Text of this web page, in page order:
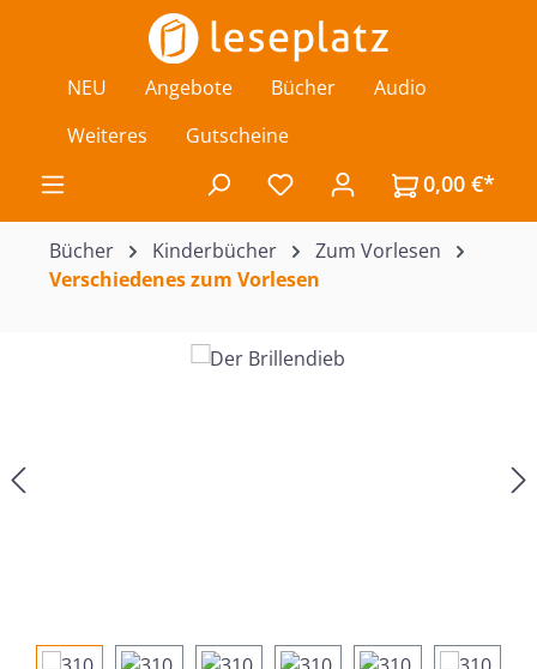
Zum Hauptinhalt springen
NEU Angebote Bücher
Audio
Weiteres
Gutscheine
Du hast 0 Produkte auf
0,00 €*
Bücher Kinderbücher
Zum Vorlesen
Verschiedenes zum Vorlesen
Bildergalerie überspringen